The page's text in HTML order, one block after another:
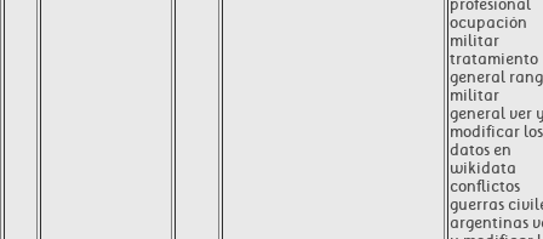
profesional
ocupación
militar
tratamiento
general
militar
general ver
modificar los
datos en
wikidata
conflictos
guerras
argentinas